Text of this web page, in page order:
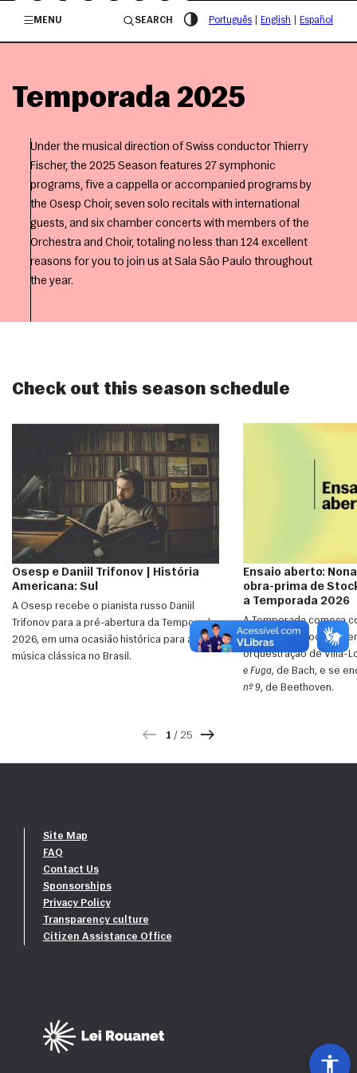
/governosp
MENU
SEARCH Português English Español
Temporada 2025
Under the musical direction of Swiss conductor Thierry
Fischer, the 2025 Season features 27 symphonic
programs, five a cappella or accompanied programs by
the Osesp Choir, seven solo recitals with international
guests, and six chamber concerts with members of the
Orchestra and Choir, totaling no less than 124 excellent
reasons for you to join us at Sala São Paulo throughout
the year.
Check out this season schedule
Osesp e Daniil Trifonov | História
Americana: Sul
A Osesp recebe o pianista russo Daniil
Trifonov para a pré-abertura da Temporada
2026, em uma ocasião histórica para a
música clássica no Brasil.
Ensaio aberto:
obra-prima de
a Temporada 2026
A Temporada começa
Gruppen , de
orquestração de Villa-
e Fuga, de Bach, e se
nº 9, de Beethoven.
1 / 25
Site Map
FAQ
Contact Us
Sponsorships
Privacy Policy
Transparency culture
Citizen Assistance Office